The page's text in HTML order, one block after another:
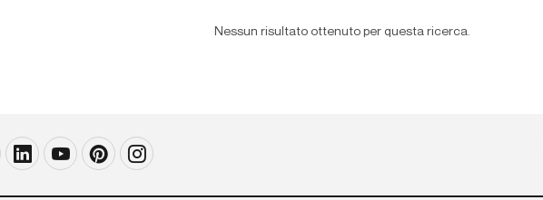
Nessun risultato ottenuto per questa ricerca.